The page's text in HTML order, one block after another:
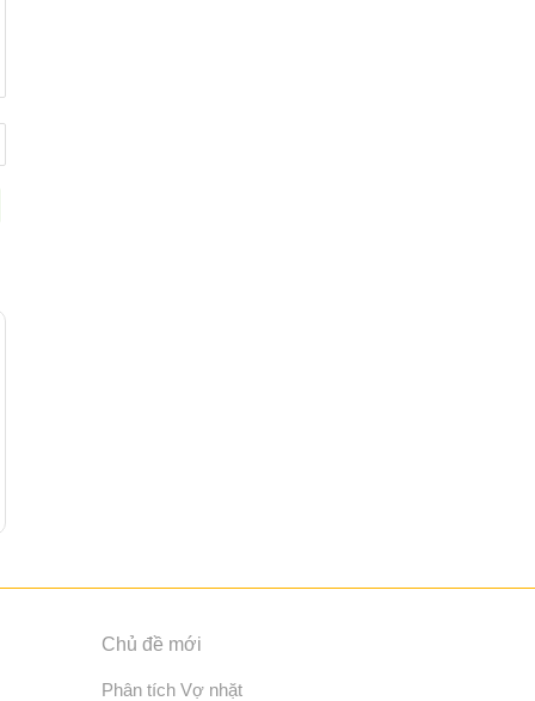
Chủ đề mới
Phân tích Vợ nhặt